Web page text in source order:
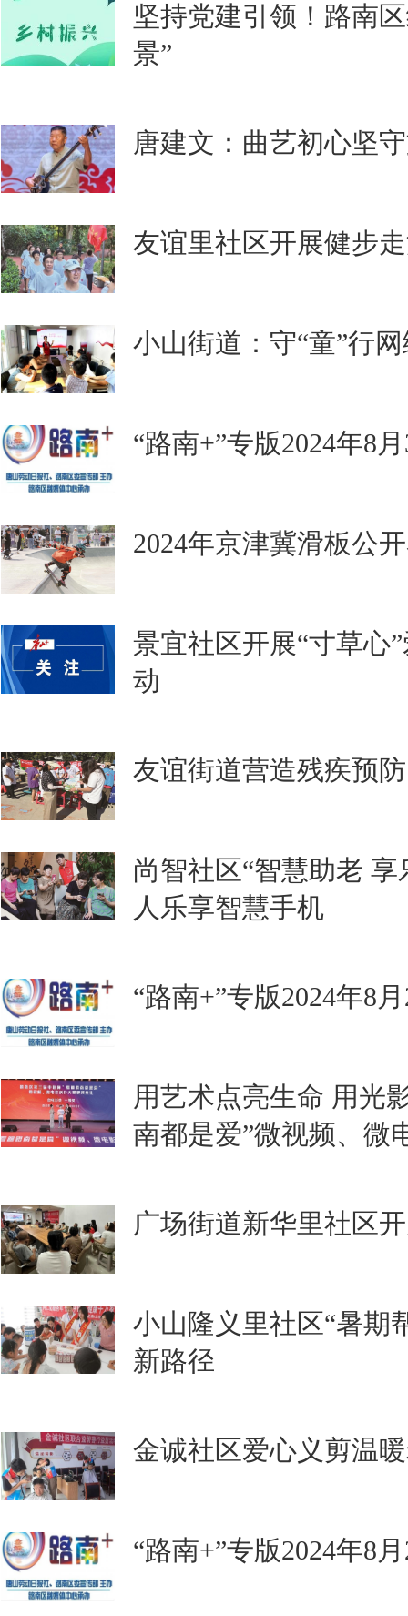
坚持党建引领！路南
景”
唐建文：曲艺初心坚
友谊里社区开展健步
小山街道：守“童”行
“路南+”专版2024年8
2024年京津冀滑板公
景宜社区开展“寸草心
动
友谊街道营造残疾预
尚智社区“智慧助老
人乐享智慧手机
“路南+”专版2024年8
用艺术点亮生命 用光
南都是爱”微视频、微
广场街道新华里社区
小山隆义里社区“暑期
新路径
金诚社区爱心义剪温
“路南+”专版2024年8